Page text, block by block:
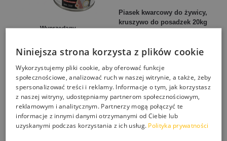
Wyprzedany
Outlet Jurga impregnat
koloryzujący do kostki
brukowej i betonu Jasny Szary
2.5l
165,00zł 109,00zł
Dowiedz się więcej
Piasek kwarcowy do żywicy,
kruszywo do posadzek 20kg
Dodaj do koszyka
Niniejsza strona korzysta z plików cookie
Wykorzystujemy pliki cookie, aby oferować funkcje
społecznościowe, analizować ruch w naszej witrynie, a także, żeby
spersonalizować treści i reklamy. Informacje o tym, jak korzystasz
z naszej witryny, udostępniamy partnerom społecznościowym,
reklamowym i analitycznym. Partnerzy mogą połączyć te
informacje z innymi danymi otrzymanymi od Ciebie lub
uzyskanymi podczas korzystania z ich usług. Polityka prywatności